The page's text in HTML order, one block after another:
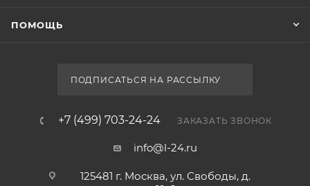
ПОМОЩЬ
ПОДПИСАТЬСЯ НА РАССЫЛКУ
+7 (499) 703-24-24 ЗАКАЗАТЬ ЗВОНОК
info@l-24.ru
125481 г. Москва, ул. Свободы, д.